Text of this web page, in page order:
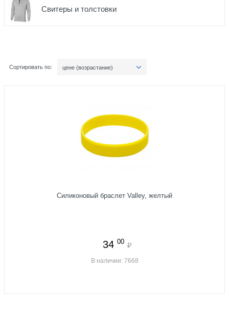
Свитеры и толстовки
Сортировать по: цене (возрастание)
Силиконовый браслет Valley, желтый
34 00 ₽
В наличии: 7668